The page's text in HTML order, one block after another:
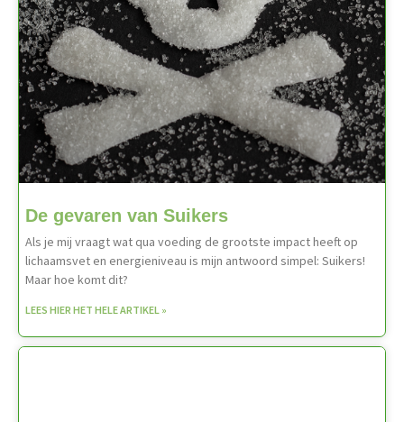
De gevaren van Suikers
Als je mij vraagt wat qua voeding de grootste impact heeft op
lichaamsvet en energieniveau is mijn antwoord simpel: Suikers!
Maar hoe komt dit?
LEES HIER HET HELE ARTIKEL »